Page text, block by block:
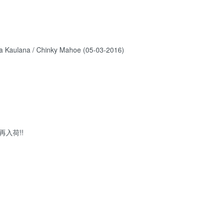
Kaulana / Chinky Mahoe (05-03-2016)
入荷!!